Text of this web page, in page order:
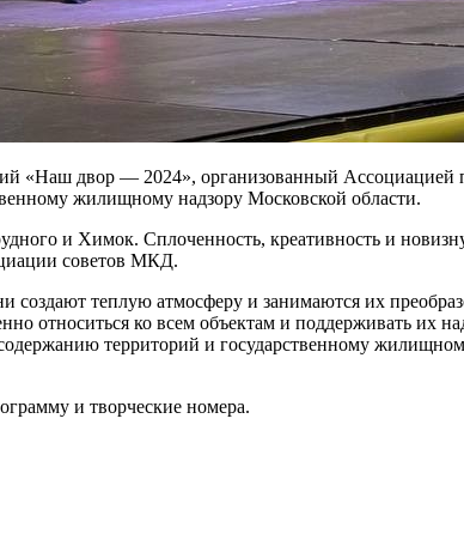
«Наш двор — 2024», организованный Ассоциацией
жилищному надзору Московской области.
и Химок. Сплоченность, креативность и
советов МКД.
создают теплую атмосферу и занимаются их
относиться ко всем объектам и поддерживать их
территорий и государственному
и творческие номера.